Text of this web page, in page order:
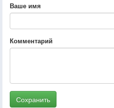
Ваше имя
Комментарий
Сохранить